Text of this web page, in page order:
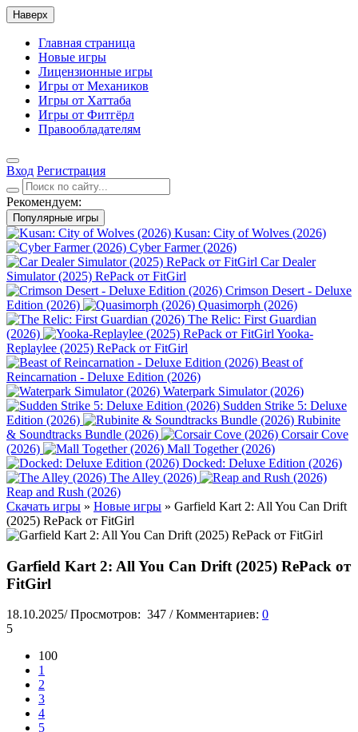
Наверх
Главная страница
Новые игры
Лицензионные игры
Игры от Механиков
Игры от Хаттаба
Игры от Фитгёрл
Правообладателям
Вход Регистрация
Рекомендуем:
Популярные игры
Kusan: City of Wolves (2026)
Cyber Farmer (2026)
Car Dealer
Simulator (2025) RePack от FitGirl
Crimson Desert - Deluxe
Edition (2026)
Quasimorph (2026)
The Relic: First Guardian
(2026)
Yooka-
Replaylee (2025) RePack от FitGirl
Beast of
Reincarnation - Deluxe Edition (2026)
Waterpark Simulator (2026)
Sudden Strike 5: Deluxe
Edition (2026)
Rubinite
& Soundtracks Bundle (2026)
Corsair Cove
(2026)
Mall Together (2026)
Docked: Deluxe Edition (2026)
The Alley (2026)
Reap and Rush (2026)
Скачать игры » Новые игры » Garfield Kart 2: All You Can Drift
(2025) RePack от FitGirl
Garfield Kart 2: All You Can Drift (2025) RePack от
FitGirl
18.10.2025/ Просмотров: 347 / Комментариев: 0
5
100
1
2
3
4
5